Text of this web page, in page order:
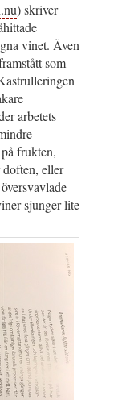
) skriver
vinet. Även
som
arbetets
frukten,
doften, eller
sjunger lite